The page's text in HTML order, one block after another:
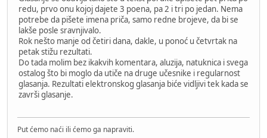
redu, prvo onu kojoj dajete 3 poena, pa 2 i tri po jedan. Nema
potrebe da pišete imena priča, samo redne brojeve, da bi se
lakše posle sravnjivalo.
Rok nešto manje od četiri dana, dakle, u ponoć u četvrtak na
petak stižu rezultati.
Do tada molim bez ikakvih komentara, aluzija, natuknica i svega
ostalog što bi moglo da utiče na druge učesnike i regularnost
glasanja. Rezultati elektronskog glasanja biće vidljivi tek kada se
završi glasanje.
Put ćemo naći ili ćemo ga napraviti.